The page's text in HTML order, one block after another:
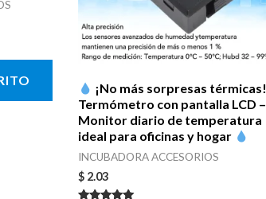
¡No más sorpresas térmicas!
Termómetro con pantalla LCD –
Monitor diario de temperatura
ideal para oficinas y hogar
INCUBADORA ACCESORIOS
$2.03